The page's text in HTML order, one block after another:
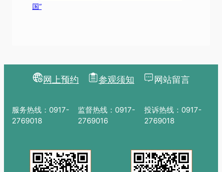
国”
网上预约 参观须知 网站留言
服务热线：0917-
2769018
监督热线：0917-
2769016
投诉热线：0917-
2769018